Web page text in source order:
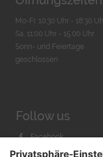
Mo-Fr. 10:30 Uhr - 18:30
Sa. 11:00 Uhr - 15.00 Uhr
Sonn- und Feiertage
geschlossen
Follow us
Facebook
Instagram